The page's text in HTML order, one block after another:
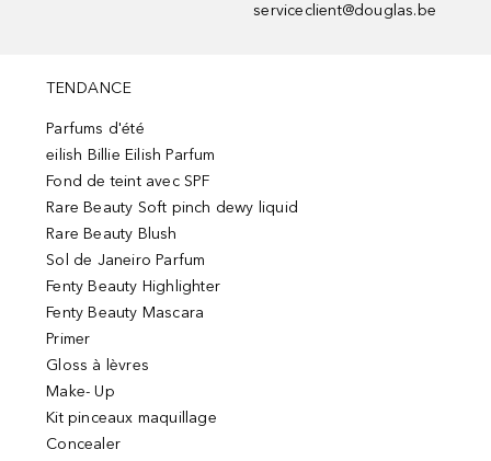
serviceclient@douglas.be
TENDANCE
Parfums d'été
eilish Billie Eilish Parfum
Fond de teint avec SPF
Rare Beauty Soft pinch dewy liquid
Rare Beauty Blush
Sol de Janeiro Parfum
Fenty Beauty Highlighter
Fenty Beauty Mascara
Primer
Gloss à lèvres
Make- Up
Kit pinceaux maquillage
Concealer